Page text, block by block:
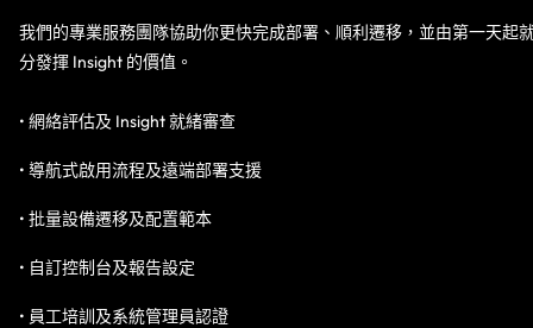
我們的專業服務團隊協助你更快完成部署、順利遷移，並由第一天起
分發揮 Insight 的價值。
• 網絡評估及 Insight 就緒審查
• 導航式啟用流程及遠端部署支援
• 批量設備遷移及配置範本
• 自訂控制台及報告設定
• 員工培訓及系統管理員認證